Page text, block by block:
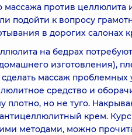
массажа против
подойти к вопросу
в дорогих салонах
на бедрах
изготовления),
массаж проблемных
средство и
плотно, но не туго.
крем. Курс
методами, можно